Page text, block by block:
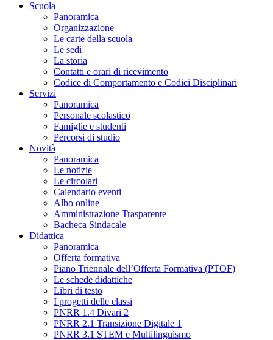
Scuola
Panoramica
Organizzazione
Le carte della scuola
Le sedi
La storia
Contatti e orari di ricevimento
Codice di Comportamento e Codici Disciplinari
Servizi
Panoramica
Personale scolastico
Famiglie e studenti
Percorsi di studio
Novità
Panoramica
Le notizie
Le circolari
Calendario eventi
Albo online
Amministrazione Trasparente
Bacheca Sindacale
Didattica
Panoramica
Offerta formativa
Piano Triennale dell’Offerta Formativa (PTOF)
Le schede didattiche
Libri di testo
I progetti delle classi
PNRR 1.4 Divari 2
PNRR 2.1 Transizione Digitale 1
PNRR 3.1 STEM e Multilinguismo